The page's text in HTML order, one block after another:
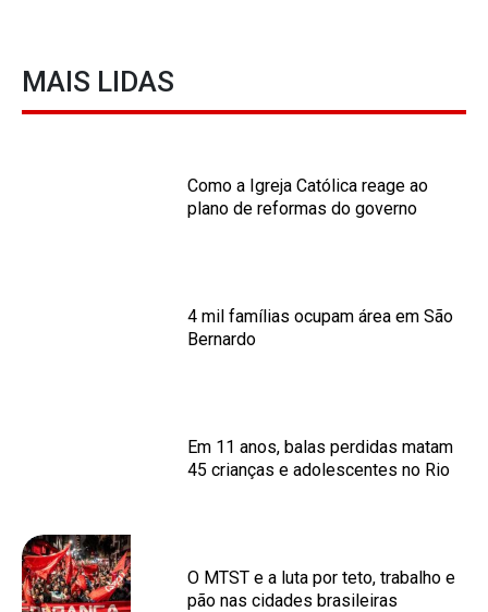
MAIS LIDAS
Como a Igreja Católica reage ao
plano de reformas do governo
4 mil famílias ocupam área em São
Bernardo
Em 11 anos, balas perdidas matam
45 crianças e adolescentes no Rio
O MTST e a luta por teto, trabalho e
pão nas cidades brasileiras